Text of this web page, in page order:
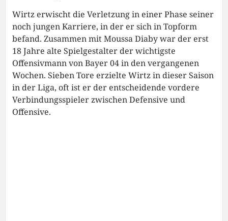
Wirtz erwischt die Verletzung in einer Phase seiner
noch jungen Karriere, in der er sich in Topform
befand. Zusammen mit Moussa Diaby war der erst
18 Jahre alte Spielgestalter der wichtigste
Offensivmann von Bayer 04 in den vergangenen
Wochen. Sieben Tore erzielte Wirtz in dieser Saison
in der Liga, oft ist er der entscheidende vordere
Verbindungsspieler zwischen Defensive und
Offensive.